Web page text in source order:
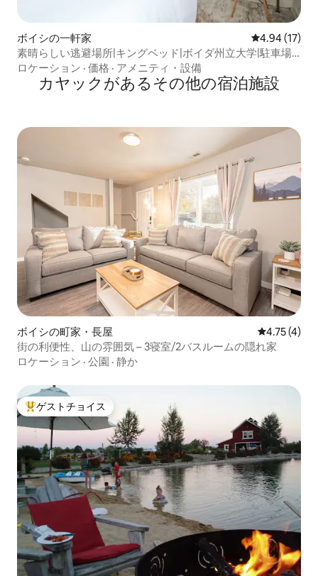
ボイシの一軒家 レビュー17
4.94 (17)
素晴らしい逃避場所|キングベッド|ボイダ州立大学|駐車場|
ファイヤーピット
ロケーション · 価格 · アメニティ・設備
カヤックがあるその他の宿泊施設
ボイシの町家・長屋 レビュー4
4.75 (4)
街の利便性、山の雰囲気 – 3寝室/2バスルームの隠れ家
ロケーション · 公園 · 静か
大好評のゲストチョイスです。
ゲストチョイス